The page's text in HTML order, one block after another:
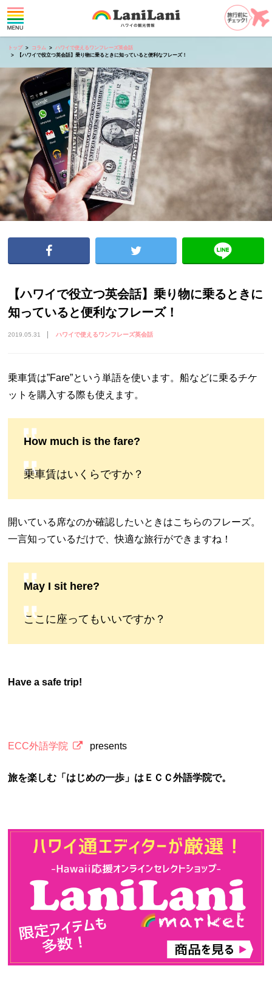
トップ コラム
ハワイで使えるワンフレーズ英会話
【ハワイで役立つ英会話】乗り物に乗るときに知っていると便利なフレーズ！
【ハワイで役立つ英会話】乗り物に乗るときに
知っていると便利なフレーズ！
2019.05.31 ハワイで使えるワンフレーズ英会話
乗車賃は”Fare”という単語を使います。船などに乗るチケ
ットを購入する際も使えます。
How much is the fare?
乗車賃はいくらですか？
開いている席なのか確認したいときはこちらのフレーズ。
一言知っているだけで、快適な旅行ができますね！
May I sit here?
ここに座ってもいいですか？
Have a safe trip!
ECC外語学院 presents
旅を楽しむ「はじめの一歩」はＥＣＣ外語学院で。